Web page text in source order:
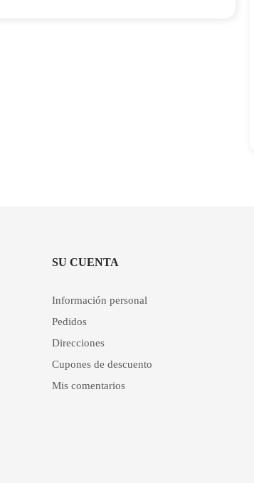
SU CUENTA
Información personal
Pedidos
Direcciones
Cupones de descuento
Mis comentarios